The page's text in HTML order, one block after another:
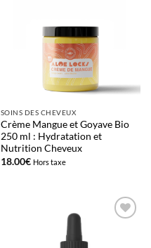
SOINS DES CHEVEUX
Crème Mangue et Goyave Bio
250 ml : Hydratation et
Nutrition Cheveux
18.00€ Hors taxe